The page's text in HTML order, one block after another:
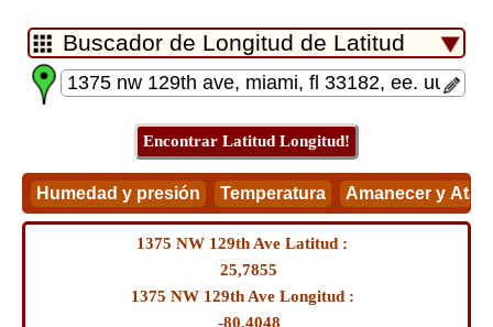
1375 NW 129th Ave Latitud :
25,7855
1375 NW 129th Ave Longitud :
-80,4048